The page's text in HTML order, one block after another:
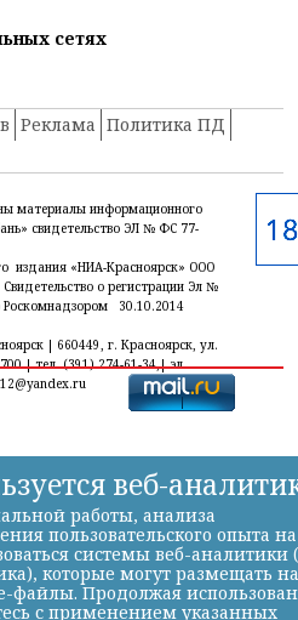
сетях
Реклама Политика ПД
материалы информационного
свидетельство ЭЛ № ФС 77-
издания «НИА-Красноярск» ООО
о регистрации Эл №
30.10.2014
| 660449, г. Красноярск, ул.
| тел. (391) 274-61-34,| эл.
веб-
работы, анализа
пользовательского опыта на
системы веб-аналитики
которые могут размещать на
файлы. Продолжая
с применением указанных